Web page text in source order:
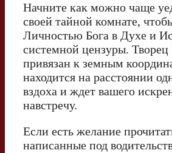
Начните как можно чаще
своей тайной комнате,
Личностью Бога в Духе и
системной цензуры.
привязан к земным
находится на расстоянии
вздоха и ждет вашего
навстречу.
Если есть желание
написанные под